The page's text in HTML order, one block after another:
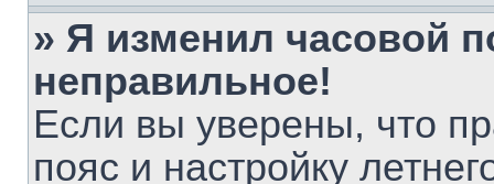
» Я изменил часовой
неправильное!
Если вы уверены, что
пояс и настройку